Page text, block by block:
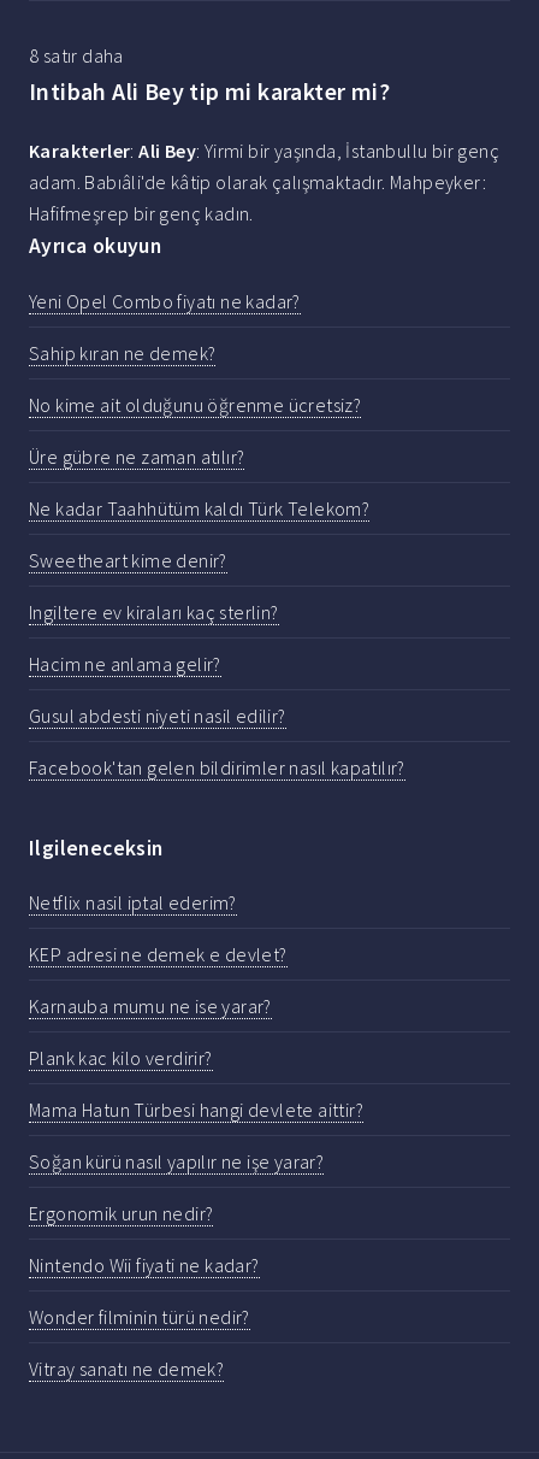
8 satır daha
Intibah Ali Bey tip mi karakter mi?
Karakterler:Ali Bey: Yirmi bir yaşında, İstanbullu bir genç
adam. Babıâli'de kâtip olarak çalışmaktadır. Mahpeyker:
Hafifmeşrep bir genç kadın.
Ayrıca okuyun
Yeni Opel Combo fiyatı ne kadar?
Sahip kıran ne demek?
No kime ait olduğunu öğrenme ücretsiz?
Üre gübre ne zaman atılır?
Ne kadar Taahhütüm kaldı Türk Telekom?
Sweetheart kime denir?
Ingiltere ev kiraları kaç sterlin?
Hacim ne anlama gelir?
Gusul abdesti niyeti nasil edilir?
Facebook'tan gelen bildirimler nasıl kapatılır?
Ilgileneceksin
Netflix nasil iptal ederim?
KEP adresi ne demek e devlet?
Karnauba mumu ne ise yarar?
Plank kac kilo verdirir?
Mama Hatun Türbesi hangi devlete aittir?
Soğan kürü nasıl yapılır ne işe yarar?
Ergonomik urun nedir?
Nintendo Wii fiyati ne kadar?
Wonder filminin türü nedir?
Vitray sanatı ne demek?